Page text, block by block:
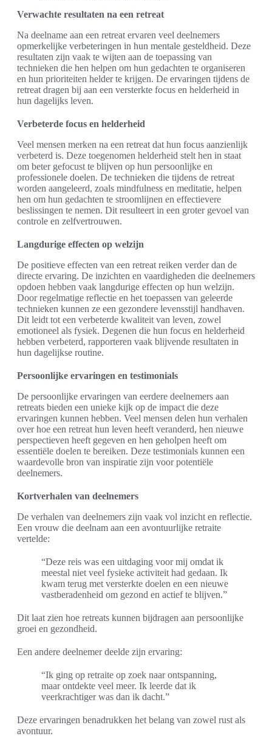
Verwachte resultaten na een retreat
Na deelname aan een retreat ervaren veel deelnemers
opmerkelijke verbeteringen in hun mentale gesteldheid. Deze
resultaten zijn vaak te wijten aan de toepassing van
technieken die hen helpen om hun gedachten te organiseren
en hun prioriteiten helder te krijgen. De ervaringen tijdens de
retreat dragen bij aan een versterkte focus en helderheid in
hun dagelijks leven.
Verbeterde focus en helderheid
Veel mensen merken na een retreat dat hun focus aanzienlijk
verbeterd is. Deze toegenomen helderheid stelt hen in staat
om beter gefocust te blijven op hun persoonlijke en
professionele doelen. De technieken die tijdens de retreat
worden aangeleerd, zoals mindfulness en meditatie, helpen
hen om hun gedachten te stroomlijnen en effectievere
beslissingen te nemen. Dit resulteert in een groter gevoel van
controle en zelfvertrouwen.
Langdurige effecten op welzijn
De positieve effecten van een retreat reiken verder dan de
directe ervaring. De inzichten en vaardigheden die deelnemers
opdoen hebben vaak langdurige effecten op hun welzijn.
Door regelmatige reflectie en het toepassen van geleerde
technieken kunnen ze een gezondere levensstijl handhaven.
Dit leidt tot een verbeterde kwaliteit van leven, zowel
emotioneel als fysiek. Degenen die hun focus en helderheid
hebben verbeterd, rapporteren vaak blijvende resultaten in
hun dagelijkse routine.
Persoonlijke ervaringen en testimonials
De persoonlijke ervaringen van eerdere deelnemers aan
retreats bieden een unieke kijk op de impact die deze
ervaringen kunnen hebben. Veel mensen delen hun verhalen
over hoe een retreat hun leven heeft veranderd, hen nieuwe
perspectieven heeft gegeven en hen geholpen heeft om
essentiële doelen te bereiken. Deze testimonials kunnen een
waardevolle bron van inspiratie zijn voor potentiële
deelnemers.
Kortverhalen van deelnemers
De verhalen van deelnemers zijn vaak vol inzicht en reflectie.
Een vrouw die deelnam aan een avontuurlijke retraite
vertelde:
“Deze reis was een uitdaging voor mij omdat ik
meestal niet veel fysieke activiteit had gedaan. Ik
kwam terug met versterkte doelen en een nieuwe
vastberadenheid om gezond en actief te blijven.”
Dit laat zien hoe retreats kunnen bijdragen aan persoonlijke
groei en gezondheid.
Een andere deelnemer deelde zijn ervaring:
“Ik ging op retraite op zoek naar ontspanning,
maar ontdekte veel meer. Ik leerde dat ik
veerkrachtiger was dan ik dacht.”
Deze ervaringen benadrukken het belang van zowel rust als
avontuur.